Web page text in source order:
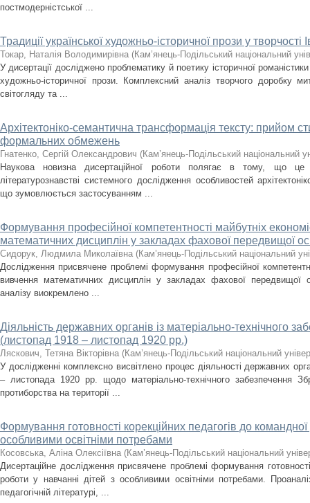
постмодерністської ...
Традиції української художньо-історичної прози у творчості
Токар, Наталія Володимирівна (Кам’янець-Подільський національний
У дисертації досліджено проблематику й поетику історичної
художньо-історичної прози. Комплексний аналіз творчого доробку
світогляду та ...
Архітектоніко-семантична трансформація тексту: прийом
формальних обмежень
Гнатенко, Сергій Олександрович (Кам’янець-Подільський національний
Наукова новизна дисертаційної роботи полягає в тому, що
літературознавстві системного дослідження особливостей
що зумовлюється застосуванням ...
Формування професійної компетентності майбутніх
математичних дисциплін у закладах фахової передвищої
Сидорук, Людмила Миколаївна (Кам’янець-Подільський національний
Дослідження присвячене проблемі формування професійної
вивчення математичних дисциплін у закладах фахової передвищої
аналізу виокремлено ...
Діяльність державних органів із матеріально-технічного
(листопад 1918 – листопад 1920 рр.)
Ляскович, Тетяна Вікторівна (Кам’янець-Подільський національний
У дослідженні комплексно висвітлено процес діяльності державних
– листопада 1920 рр. щодо матеріально-технічного забезпечення
протиборства на території ...
Формування готовності корекційних педагогів до
особливими освітніми потребами
Косовська, Аліна Олексіївна (Кам’янець-Подільський національний
Дисертаційне дослідження присвячене проблемі формування
роботи у навчанні дітей з особливими освітніми потребами.
педагогічній літературі, ...